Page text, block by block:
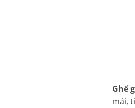
Ghế
mái,